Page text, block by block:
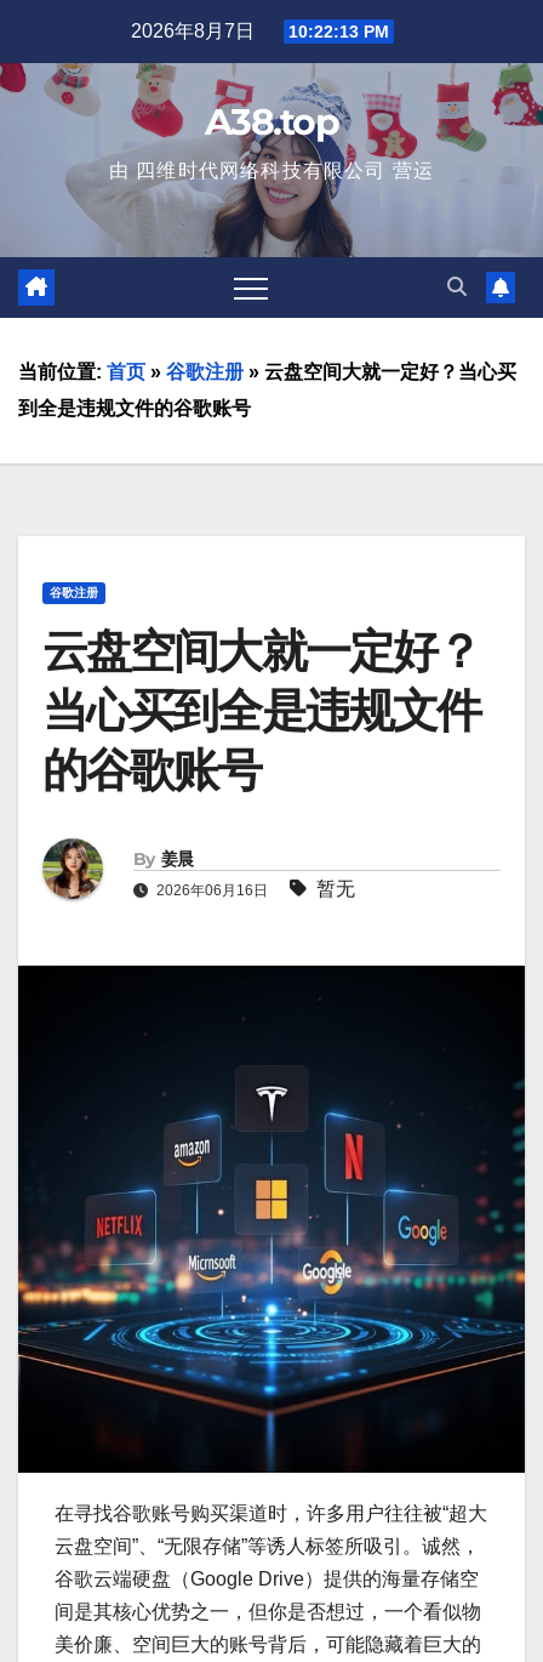
2026年8月7日 10:22:14 PM
A38.top
由 四维时代网络科技有限公司 营运
当前位置: 首页 » 谷歌注册 » 云盘空间大就一定好？当心买
到全是违规文件的谷歌账号
谷歌注册
云盘空间大就一定好？
当心买到全是违规文件
的谷歌账号
By 姜晨
2026年06月16日 暂无
在寻找谷歌账号购买渠道时，许多用户往往被“超大
云盘空间”、“无限存储”等诱人标签所吸引。诚然，
谷歌云端硬盘（Google Drive）提供的海量存储空
间是其核心优势之一，但你是否想过，一个看似物
美价廉、空间巨大的账号背后，可能隐藏着巨大的